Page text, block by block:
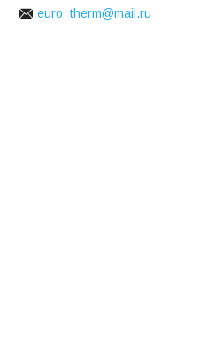
euro_therm@mail.ru